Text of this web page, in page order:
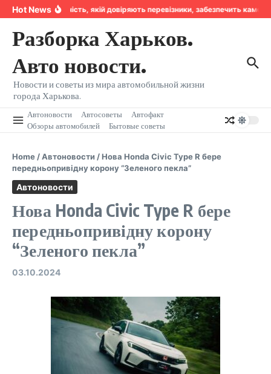
Перейти к содержанию
Hot NewsНадійність, якій довіряють перевізники, забезпечить
Разборка Харьков.
Авто новости.
Новости и советы из мира автомобильной жизни
города Харькова.
Автоновости Автосоветы
Автофакт
Обзоры автомобилей
Бытовые советы
Home /Автоновости /Нова Honda Civic Type R бере
передньопривідну корону “Зеленого пекла”
Автоновости
Нова Honda Civic Type R бере
передньопривідну корону
“Зеленого пекла”
03.10.2024